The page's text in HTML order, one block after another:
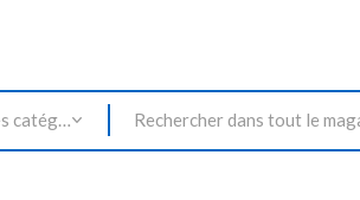
Toutes les catégories